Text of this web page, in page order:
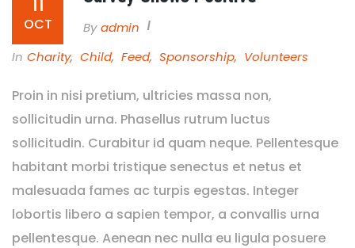
OCT By Admin
In Charity, Child, Feed, Sponsorship, Volunteers
Proin in nisi pretium, ultricies massa non,
sollicitudin urna. Phasellus rutrum luctus
sollicitudin. Curabitur id quam neque. Pellentesque
habitant morbi tristique senectus et netus et
malesuada fames ac turpis egestas. Integer
lobortis libero a sapien tempor, a convallis urna
pellentesque. Aenean nec nulla eu ligula posuere